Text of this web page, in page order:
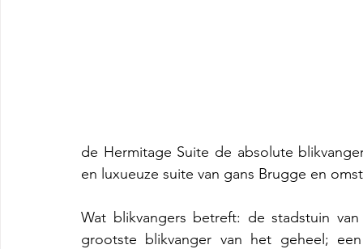
de Hermitage Suite de absolute
en luxueuze suite van gans Brugge en
Wat blikvangers betreft: de stadstuin
grootste blikvanger van het geheel;